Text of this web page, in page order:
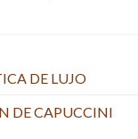
DE LUJO
DE CAPUCCINI